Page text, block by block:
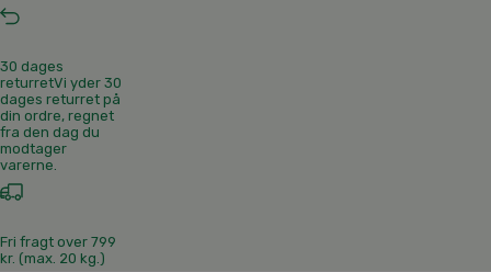
30 dages
returretVi yder 30
dages returret på
din ordre, regnet
fra den dag du
modtager
varerne.
Fri fragt over 799
kr. (max. 20 kg.)